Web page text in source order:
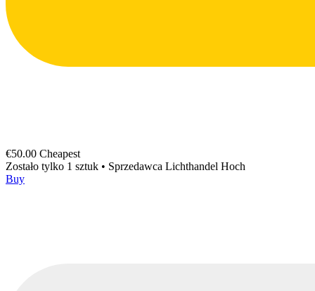
€50.00 Cheapest
Zostało tylko 1 sztuk • Sprzedawca Lichthandel Hoch
Buy